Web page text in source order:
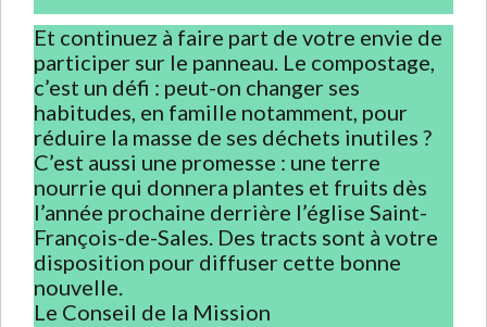
Et continuez à faire part de votre envie de
participer sur le panneau. Le compostage,
c’est un défi : peut-on changer ses
habitudes, en famille notamment, pour
réduire la masse de ses déchets inutiles ?
C’est aussi une promesse : une terre
nourrie qui donnera plantes et fruits dès
l’année prochaine derrière l’église Saint-
François-de-Sales. Des tracts sont à votre
disposition pour diffuser cette bonne
nouvelle.
Le Conseil de la Mission